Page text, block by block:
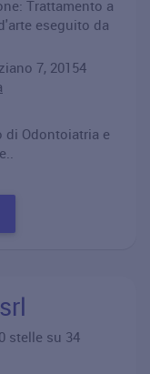
Trattamento a
eseguito da
7, 20154
Odontoiatria e
stelle su 34